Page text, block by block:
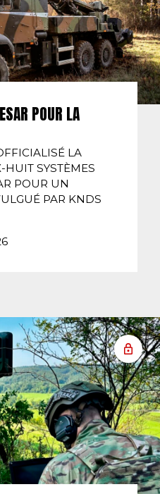
POUR LA
LA
SYSTÈMES
POUR UN
PAR KNDS